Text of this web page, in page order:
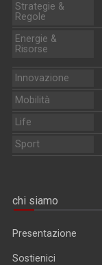
Strategie &
Regole
Energie &
Risorse
Innovazione
Mobilità
Life
Sport
chi siamo
Presentazione
Sostienici